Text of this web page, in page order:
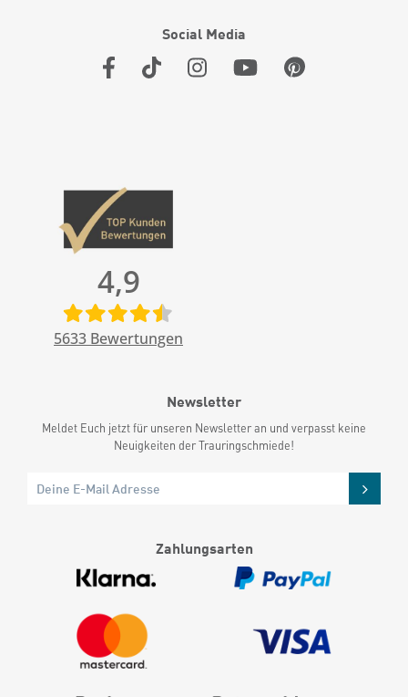
Social Media
4,9
5633 Bewertungen
Newsletter
Meldet Euch jetzt für unseren Newsletter an und verpasst keine
Neuigkeiten der Trauringschmiede!
Zahlungsarten